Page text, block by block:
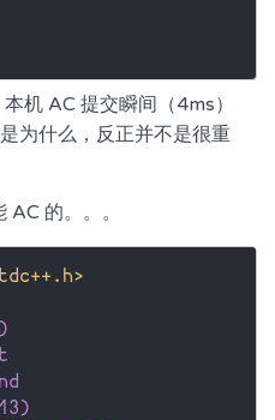
机 AC 提交瞬间（4ms）
为什么，反正并不是很重
的。。。